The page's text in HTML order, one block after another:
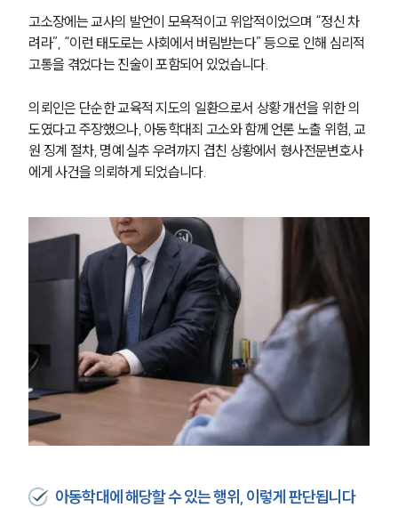
고소장에는 교사의 발언이 모욕적이고 위압적이었으며 “정신 차
려라”, “이런 태도로는 사회에서 버림받는다” 등으로 인해 심리적
고통을 겪었다는 진술이 포함되어 있었습니다.
의뢰인은 단순한 교육적 지도의 일환으로서 상황 개선을 위한 의
도였다고 주장했으나, 아동학대죄 고소와 함께 언론 노출 위험, 교
원 징계 절차, 명예 실추 우려까지 겹친 상황에서 형사전문변호사
에게 사건을 의뢰하게 되었습니다.
아동학대에 해당할 수 있는 행위, 이렇게 판단됩니다